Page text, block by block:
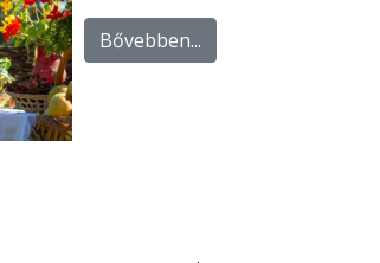
Bővebben...